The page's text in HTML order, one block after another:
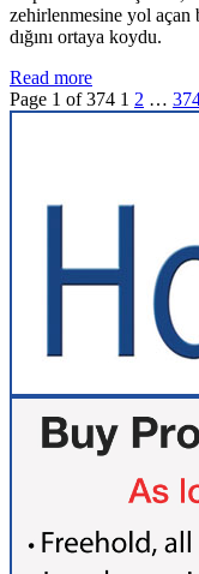
zehirlenme­sine yol açan
dığını ortaya koydu.
Read more
Page 1 of 374 1 2 …